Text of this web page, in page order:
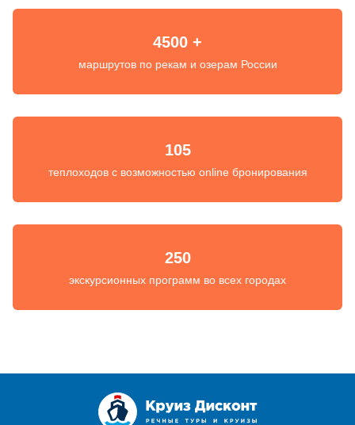
4500 +
маршрутов по рекам и озерам России
105
теплоходов с возможностью online бронирования
250
экскурсионных программ во всех городах